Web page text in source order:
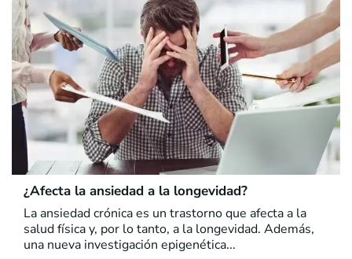
¿Afecta la ansiedad a la longevidad?
La ansiedad crónica es un trastorno que afecta a la
salud física y, por lo tanto, a la longevidad. Además,
una nueva investigación epigenética...